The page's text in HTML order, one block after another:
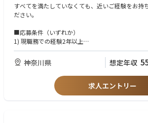
■業務内容
後の変更を管理する
•顧客からの要求仕様と出荷装置仕様との整合をと
- 顧客・社内関係部門・協力会社へ装置仕様・作
得るまでを担当する
•装置の仕様書および設計図書の作成
•国内手配品の選定、予算の立案、購入および予
•搬入および機器接続作業の管理業務
• 出張比率：通常は0~5%
すべてを満たしていなくても、近いご経験をお持
ださい。
■応募条件（いずれか）
1) 現職務での経験2年以上
2) Management及び Project管理能力尚可
3) 部署・年齢など壁なく積極的に国内(社内外)及
ョンをとれる方
4) お互いを尊重するチームワークを持つ方
5) ⾃分から積極的に⾏動できる方
※未経験者でも意欲のある方歓迎です。
神奈川県 想定年収
求人エントリー